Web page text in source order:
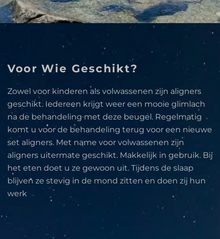
Voor Wie Geschikt?
Zowel voor kinderen als volwassenen zijn aligners
geschikt. Iedereen krijgt weer een mooie glimlach
na de behandeling met deze beugel. Regelmatig
komt u voor de behandeling terug voor een nieuwe
set aligners. Met name voor volwassenen zijn
aligners uitermate geschikt. Makkelijk in gebruik. Bij
het eten doet u ze gewoon uit. Tijdens de slaap
blijven ze stevig in de mond zitten en doen zij hun
werk